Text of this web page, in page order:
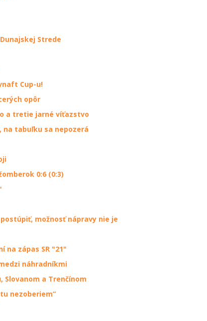
Strede
Cup-u!
opôr
a tretie jarné víťazstvo
na tabuľku sa nepozerá
0:6 (0:3)
možnosť nápravy nie je
na zápas SR "21"
náhradníkmi
Slovanom a Trenčínom
nezoberiem“